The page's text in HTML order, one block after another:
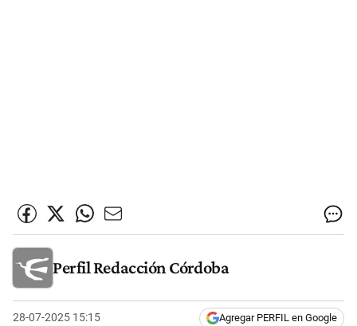
Perfil Redacción Córdoba
28-07-2025 15:15 Agregar PERFIL en Google